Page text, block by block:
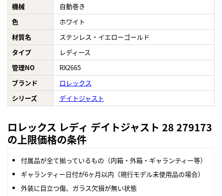
機械
自動巻き
色
ホワイト
材質名
ステンレス・イエローゴールド
タイプ
レディース
管理NO
RX2665
ブランド
ロレックス
シリーズ
デイトジャスト
ロレックス レディ デイトジャスト 28 279173
の上限価格の条件
付属品が全て揃っているもの（内箱・外箱・ギャランティー等）
ギャランティー日付が6ヶ月以内（現行モデル未使用品の場合）
外装に目立つ傷、ガラス欠損が無い状態